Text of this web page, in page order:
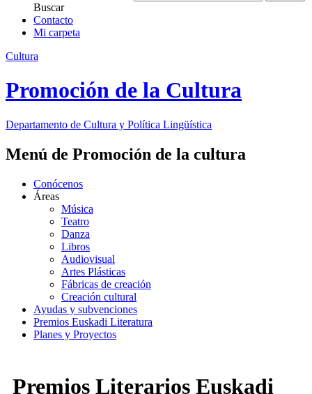
Buscar
Contacto
Mi carpeta
Cultura
Promoción de la Cultura
Departamento de Cultura y Política Lingüística
Menú de Promoción de la cultura
Conócenos
Áreas
Música
Teatro
Danza
Libros
Audiovisual
Artes Plásticas
Fábricas de creación
Creación cultural
Ayudas y subvenciones
Premios Euskadi Literatura
Planes y Proyectos
Premios Literarios Euskadi